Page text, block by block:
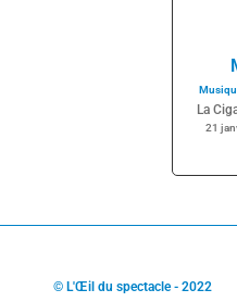
La
21
© L'Œil du spectacle - 2022